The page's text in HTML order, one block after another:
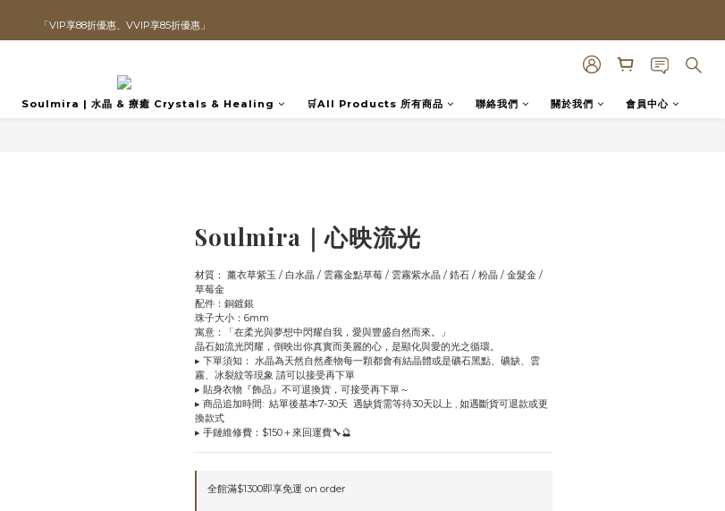
直播喊單享更優惠價格！！
「VIP享88折優惠、VVIP享85折優惠」
直播喊單享更優惠價格！！
Soulmira | 水晶 & 療癒 Crystals & Healing 🛒All Products 所有商品 聯絡我們 關於我們 會員中心
Soulmira｜心映流光
材質： 薰衣草紫玉 / 白水晶 / 雲霧金點草莓 / 雲霧紫水晶 / 鋯石 / 粉晶 / 金髮金 /
草莓金
配件：銅鍍銀
珠子大小：6mm
寓意：「在柔光與夢想中閃耀自我，愛與豐盛自然而來。」
晶石如流光閃耀，倒映出你真實而美麗的心，是顯化與愛的光之循環。
▸ 下單須知： 水晶為天然自然產物每一顆都會有結晶體或是礦石黑點、礦缺、雲
霧、冰裂紋等現象 請可以接受再下單
▸ 貼身衣物『飾品』不可退換貨，可接受再下單～
▸ 商品追加時間:  結單後基本7-30天  遇缺貨需等待30天以上 , 如遇斷貨可退款或更
換款式
▸ 手鏈維修費：$150＋來回運費🔧🔮
全館滿$1300即享免運 on order